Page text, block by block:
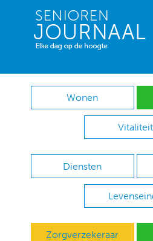
Wonen
Vitaliteit
Diensten
Zorgverzekeraar